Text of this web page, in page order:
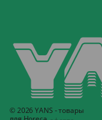
© 2026 YANS - товары